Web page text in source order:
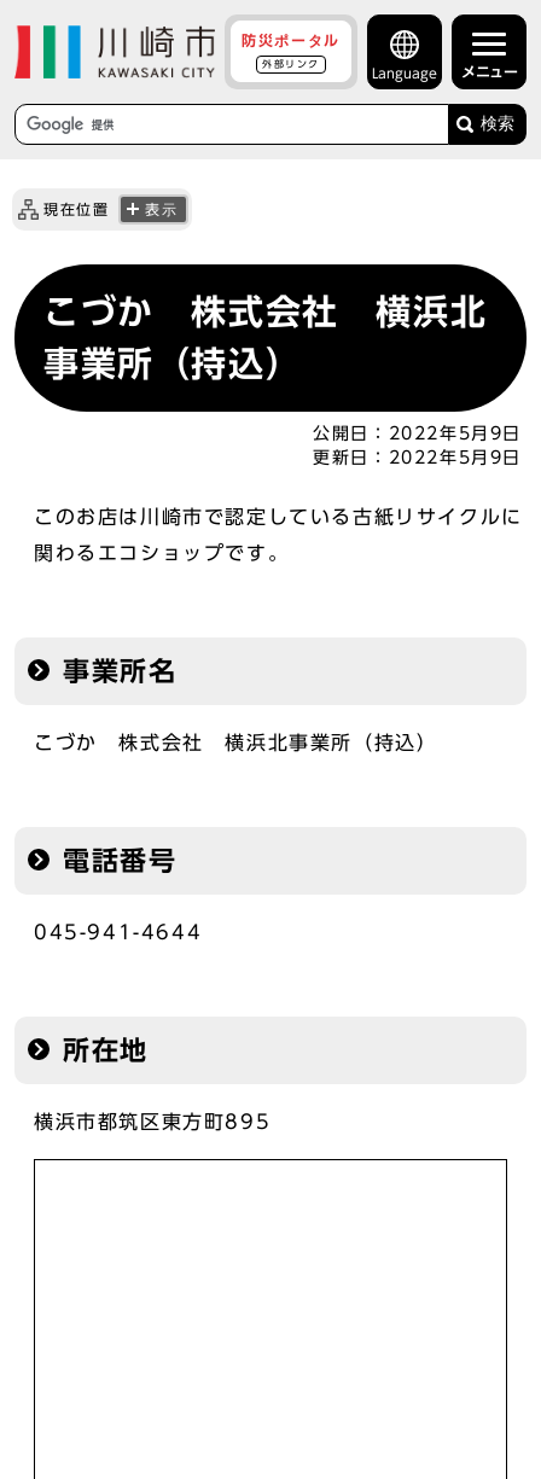
防災ポータル
外部リンク
Language メニュー
検索
現在位置 表示
こづか 株式会社 横浜北
事業所（持込）
公開日：
2022年5月9日
更新日：
2022年5月9日
このお店は川崎市で認定している古紙リサイクルに
関わるエコショップです。
事業所名
こづか 株式会社 横浜北事業所（持込）
電話番号
045-941-4644
所在地
横浜市都筑区東方町895